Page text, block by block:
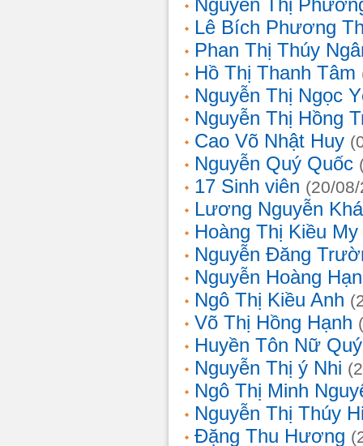
Nguyễn Thị
Lê Bích Phương
Phan Thị Thúy
Hồ Thị Thanh Tâm
Nguyễn Thị Ngọc
Nguyễn Thị Hồng
Cao Võ Nhật Huy
Nguyễn Quý Quốc
17 Sinh viên (20/
Lương Nguyễn
Hoàng Thị Kiều My
Nguyễn Đăng
Nguyễn Hoàng
Ngô Thị Kiều Anh
Võ Thị Hồng Hạnh
Huyền Tôn Nữ
Nguyễn Thị ý Nhi
Ngô Thị Minh
Nguyễn Thị Thúy
Đặng Thu Hương